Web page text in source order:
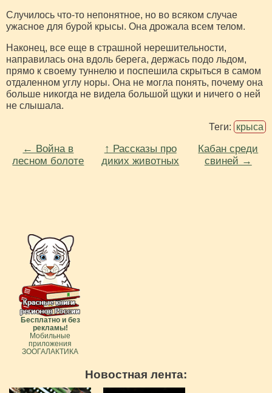
Случилось что-то непонятное, но во всяком случае
ужасное для бурой крысы. Она дрожала всем телом.
Наконец, все еще в страшной нерешительности,
направилась она вдоль берега, держась подо льдом,
прямо к своему туннелю и поспешила скрыться в самом
отдаленном углу норы. Она не могла понять, почему она
больше никогда не видела большой щуки и ничего о ней
не слышала.
Теги: крыса
← Война в
лесном болоте
↑ Рассказы про
диких животных
Кабан среди
свиней →
Бесплатно и без
рекламы!
Мобильные
приложения
ЗООГАЛАКТИКА
Новостная лента: